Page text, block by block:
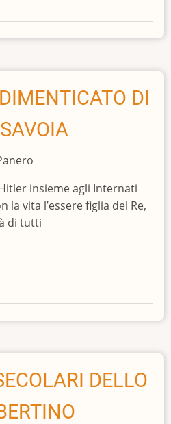
PIEMONTESI
DI
insieme agli Internati
la vita l’essere figlia del Re,
di tutti
DELLO